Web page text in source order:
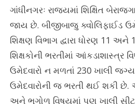
ગાંધીનગરઃ રાજ્યમાં શિક્ષિત
જાય છે. બીજીબાજુ ક્વોલિફાઈડ
શિક્ષણ વિભાગ દ્વારા ધોરણ 11
શિક્ષકોની ભરતીમાં આંકડાશાસ્ત્ર
ઉમેદવારો ન મળતાં 230 ખાલી
ઉમેદવારોની જ ભરતી થઈ શકી છે.
અને ભૂગોળ વિષયમાં પણ ખાલી